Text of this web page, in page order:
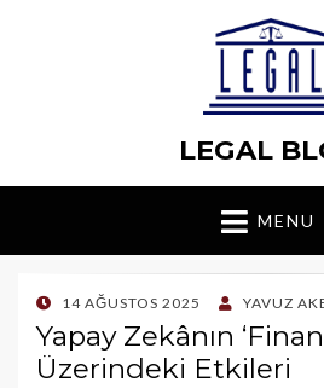
LEGAL
MENU
POSTED
ON
14 AĞUSTOS 2025 YAVUZ
Yapay Zekânın
Üzerindeki Etkileri